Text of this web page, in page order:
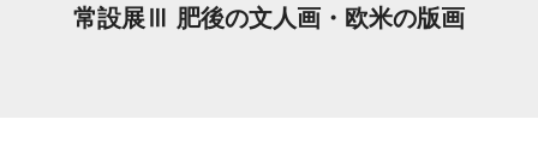
常設展Ⅲ 肥後の文人画・欧米の版画